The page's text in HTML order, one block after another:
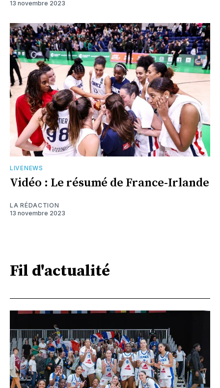
13 novembre 2023
LIVENEWS
Vidéo : Le résumé de France-Irlande
LA RÉDACTION
13 novembre 2023
Fil d'actualité